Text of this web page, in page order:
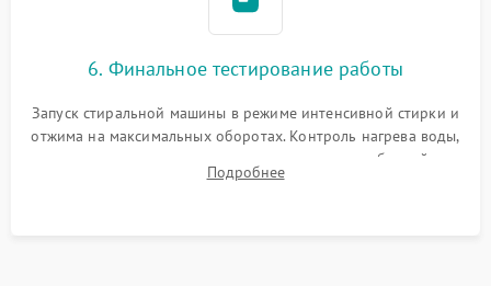
6. Финальное тестирование работы
Запуск стиральной машины в режиме интенсивной стирки и
отжима на максимальных оборотах. Контроль нагрева воды,
корректности слива, отсутствия излишних вибраций,
посторонних стуков и протечек под корпусом.
Подробнее